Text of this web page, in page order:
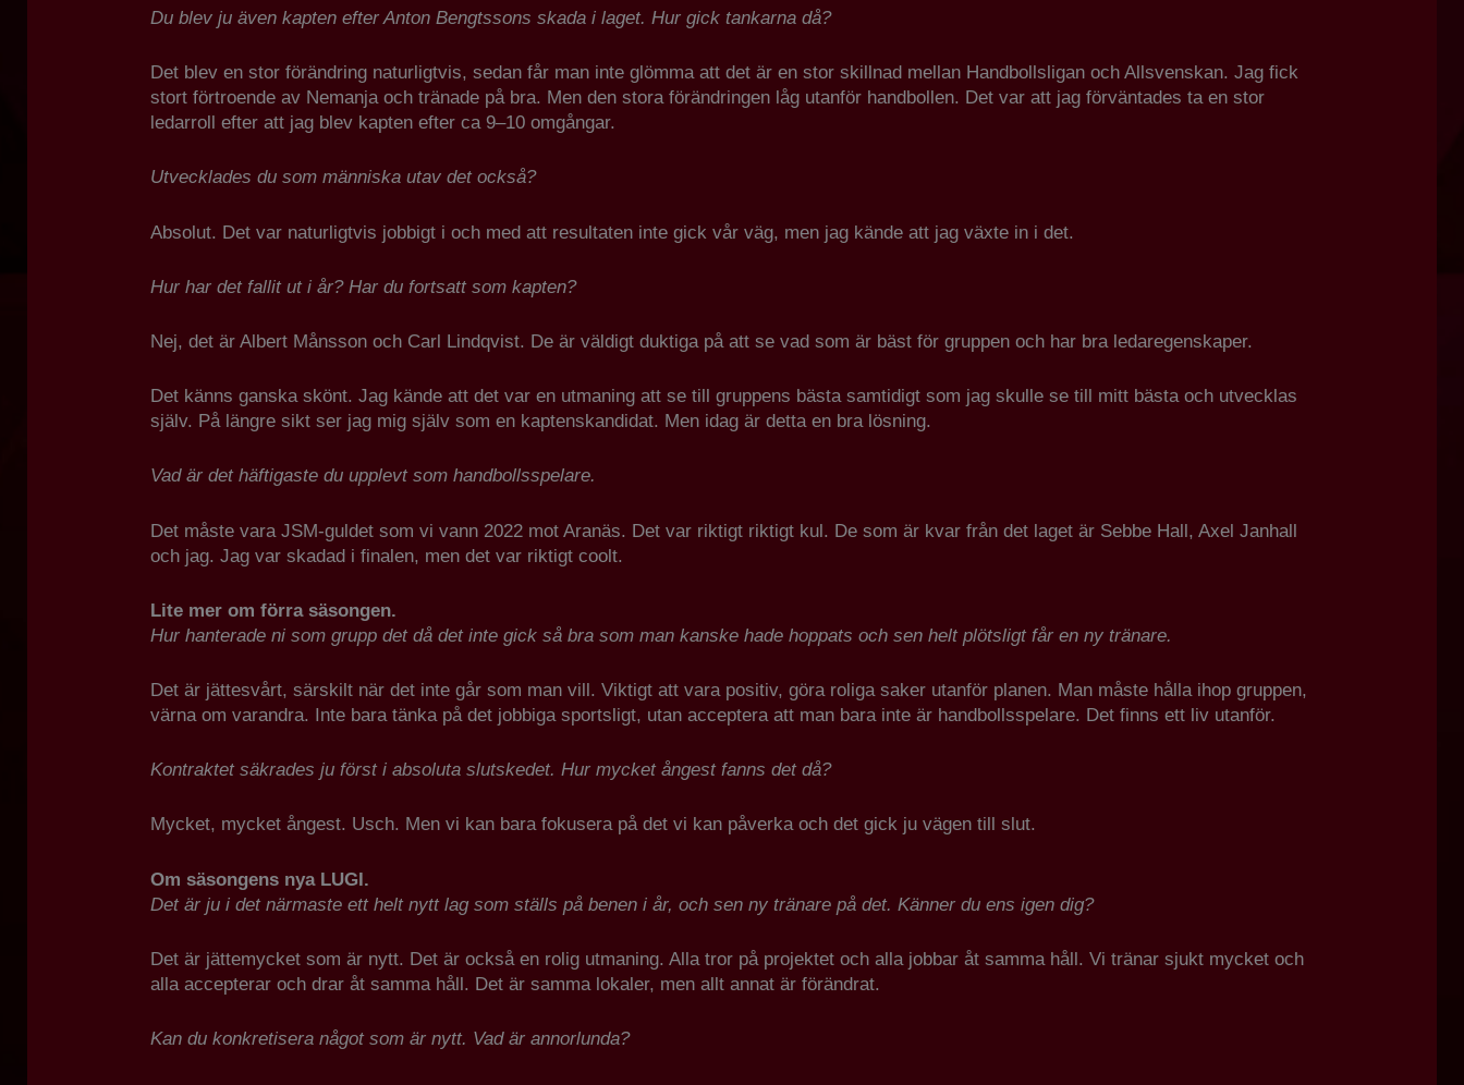
Du blev ju även kapten efter Anton Bengtssons skada i laget. Hur gick tankarna då?
Det blev en stor förändring naturligtvis, sedan får man inte glömma att det är en stor skillnad mellan Handbollsligan och Allsvenskan. Jag fick
stort förtroende av Nemanja och tränade på bra. Men den stora förändringen låg utanför handbollen. Det var att jag förväntades ta en stor
ledarroll efter att jag blev kapten efter ca 9–10 omgångar.
Utvecklades du som människa utav det också?
Absolut. Det var naturligtvis jobbigt i och med att resultaten inte gick vår väg, men jag kände att jag växte in i det.
Hur har det fallit ut i år? Har du fortsatt som kapten?
Nej, det är Albert Månsson och Carl Lindqvist. De är väldigt duktiga på att se vad som är bäst för gruppen och har bra ledaregenskaper.
Det känns ganska skönt. Jag kände att det var en utmaning att se till gruppens bästa samtidigt som jag skulle se till mitt bästa och utvecklas
själv. På längre sikt ser jag mig själv som en kaptenskandidat. Men idag är detta en bra lösning.
Vad är det häftigaste du upplevt som handbollsspelare.
Det måste vara JSM-guldet som vi vann 2022 mot Aranäs. Det var riktigt riktigt kul. De som är kvar från det laget är Sebbe Hall, Axel Janhall
och jag. Jag var skadad i finalen, men det var riktigt coolt.
Lite mer om förra säsongen.
Hur hanterade ni som grupp det då det inte gick så bra som man kanske hade hoppats och sen helt plötsligt får en ny tränare.
Det är jättesvårt, särskilt när det inte går som man vill. Viktigt att vara positiv, göra roliga saker utanför planen. Man måste hålla ihop gruppen,
värna om varandra. Inte bara tänka på det jobbiga sportsligt, utan acceptera att man bara inte är handbollsspelare. Det finns ett liv utanför.
Kontraktet säkrades ju först i absoluta slutskedet. Hur mycket ångest fanns det då?
Mycket, mycket ångest. Usch. Men vi kan bara fokusera på det vi kan påverka och det gick ju vägen till slut.
Om säsongens nya LUGI.
Det är ju i det närmaste ett helt nytt lag som ställs på benen i år, och sen ny tränare på det. Känner du ens igen dig?
Det är jättemycket som är nytt. Det är också en rolig utmaning. Alla tror på projektet och alla jobbar åt samma håll. Vi tränar sjukt mycket och
alla accepterar och drar åt samma håll. Det är samma lokaler, men allt annat är förändrat.
Kan du konkretisera något som är nytt. Vad är annorlunda?